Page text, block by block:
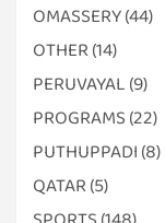
OMASSERY(44)
OTHER (14)
PERUVAYAL (9)
PROGRAMS (22)
PUTHUPPADI (8)
QATAR (5)